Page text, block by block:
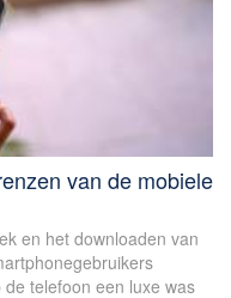
van de mobiele
en het downloaden van
telefoon een luxe was